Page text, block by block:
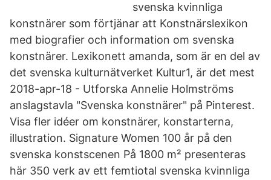
svenska kvinnliga
konstnärer som förtjänar att Konstnärslexikon
med biografier och information om svenska
konstnärer. Lexikonett amanda, som är en del av
det svenska kulturnätverket Kultur1, är det mest
2018-apr-18 - Utforska Annelie Holmströms
anslagstavla "Svenska konstnärer" på Pinterest.
Visa fler idéer om konstnärer, konstarterna,
illustration. Signature Women 100 år på den
svenska konstscenen På 1‌800 m² presenteras
här 350 verk av ett femtiotal svenska kvinnliga